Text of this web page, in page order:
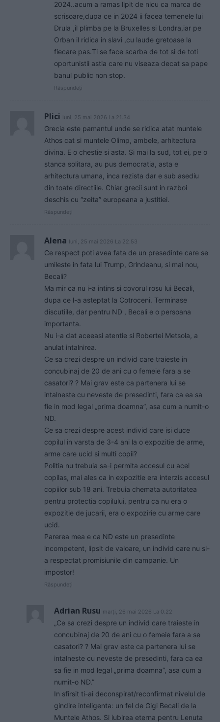
2024..acum a ramas lipit de nicu ca marca de
scrisoare,dupa ce in 2024 ii facea temenele lui
Drula ,il plimba pe la Bruxelles si Londra,iar pe
Orban il ridica in slavi ,cu laude gretoase la
fiecare pas.Ti se face scarba de tot si de toti
oportunistii astia care nu viseaza decat sa pape
banul public non stop.
Răspundeți
Plici luni, 25 mai 2026 La 21.34
Grecia este pamantul unde se ridica atat muntele
Athos cat si muntele Olimp, ambele, arhitectura
divina. E o chestie si asta. Si mai la sud, tot ei, pe o
stanca solitara, au pus democratia, asta e
arhitectura umana, inca rezista dar e sub asediu
din toate directiile. Chiar grecii sunt in razboi
deschis cu “zeita” europeana a justitiei.
Răspundeți
Alena luni, 25 mai 2026 La 22.53
Ce respect poti avea fata de un presedinte care se
umileste in fata lui Trump, Grindeanu, si mai nou,
Becali?
Ma mir ca nu i-a intins si covorul rosu lui Becali,
dupa ce l-a asteptat la Cotroceni. Terminase
discutiile, dar pentru ND , Becali e o persoana
importanta.
Nu i-a dat aceeasi atentie si Robertei Metsola, a
anulat intalnirea.
Ce sa crezi despre un individ care traieste in
concubinaj de 20 de ani cu o femeie fara a se
casatori? ? Mai grav este ca partenera lui se
intalneste cu neveste de presedinti, fara ca ea sa
fie in mod legal „prima doamna”, asa cum a numit-o
ND.
Ce sa crezi despre acest individ care isi duce
copilul in varsta de 3-4 ani la o expozitie de arme,
arme care ucid si multi copii?
Politia nu trebuia sa-i permita accesul cu acel
copilas, mai ales ca in expozitie era interzis accesul
copiilor sub 18 ani. Trebuia chemata autoritatea
pentru protectia copilului, pentru ca nu era o
expozitie de jucarii, era o expozirie cu arme care
ucid.
Parerea mea e ca ND este un presedinte
incompetent, lipsit de valoare, un individ care nu si-
a respectat promisiunile din campanie. Un
impostor!
Răspundeți
Adrian Rusu marți, 26 mai 2026 La 0.22
„Ce sa crezi despre un individ care traieste in
concubinaj de 20 de ani cu o femeie fara a se
casatori? ? Mai grav este ca partenera lui se
intalneste cu neveste de presedinti, fara ca ea
sa fie in mod legal „prima doamna”, asa cum a
numit-o ND.”
In sfirsit ti-ai deconspirat/reconfirmat nivelul de
gindire inteligenta: un fel de Gigi Becali de la
Muntele Athos. Si iubirea eterna pentru Lenuta